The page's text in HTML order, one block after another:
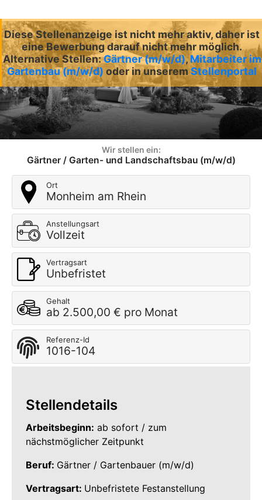
Diese Stellenanzeige ist nicht mehr aktiv, daher ist
eine Bewerbung darauf nicht mehr möglich.
Alternative Stellen:Gärtner (m/w/d),Mitarbeiter im
Gartenbau (m/w/d) oder in unserem Stellenportal
Wir stellen ein:
Gärtner / Garten- und Landschaftsbau (m/w/d)
Ort
Monheim am Rhein
Anstellungsart
Vollzeit
Vertragsart
Unbefristet
Gehalt
ab 2.500,00 € pro Monat
Referenz-Id
1016-104
Stellendetails
Arbeitsbeginn: ab sofort / zum
nächstmöglicher Zeitpunkt
Beruf: Gärtner / Gartenbauer (m/w/d)
Vertragsart: Unbefristete Festanstellung